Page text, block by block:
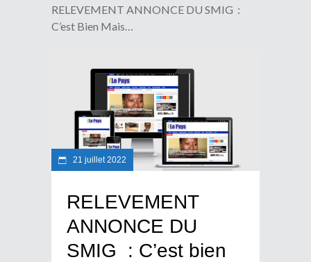
RELEVEMENT ANNONCE DU SMIG :
C’est Bien Mais…
21 juillet 2022
RELEVEMENT
ANNONCE DU
SMIG : C’est bien